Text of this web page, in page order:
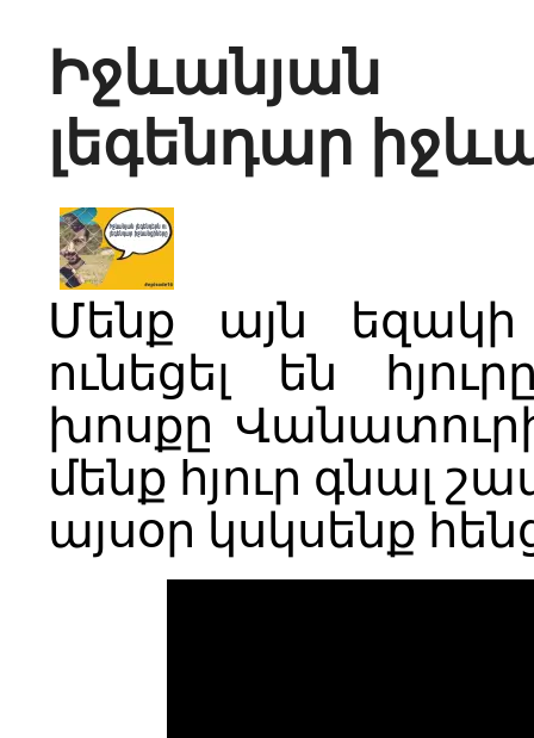
Իջևանյան
լեգենդար
Մենք այն
ունեցել են
խոսքը
մենք հյուր գնալ
այսօր կսկսենք